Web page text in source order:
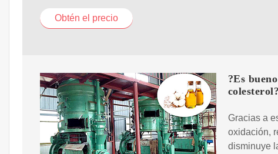
Obtén el precio
?Es
colesterol?
Gracias a
oxidación,
disminuye